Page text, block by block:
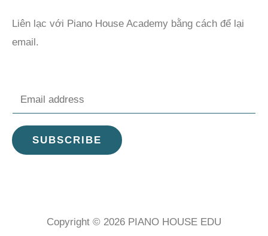
Liên lạc với Piano House Academy bằng cách để lại
email.
m
a
i
SUBSCRIBE
Copyright © 2026 PIANO HOUSE EDU